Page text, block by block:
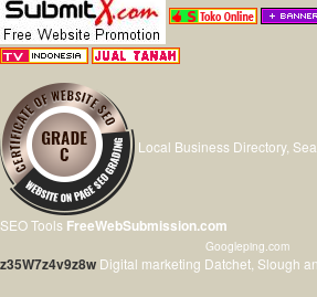
Local Business Directory,
SEO Tools FreeWebSubmission.com
Googleping.com
z35W7z4v9z8w Digital marketing Datchet, Slough